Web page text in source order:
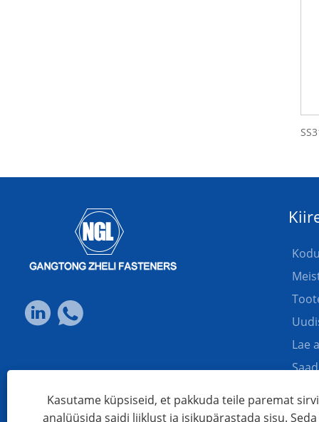
Kasutame küpsiseid, et pakkuda teile paremat
analüüsida saidi liiklust ja isikupärastada sisu.
Lae